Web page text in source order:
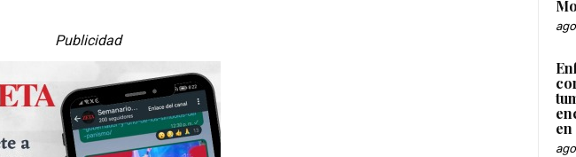
Publicidad